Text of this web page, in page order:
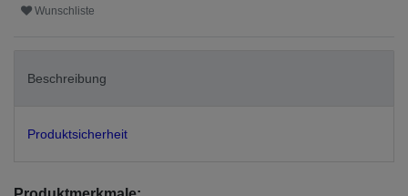
Wunschliste
Beschreibung
Produktsicherheit